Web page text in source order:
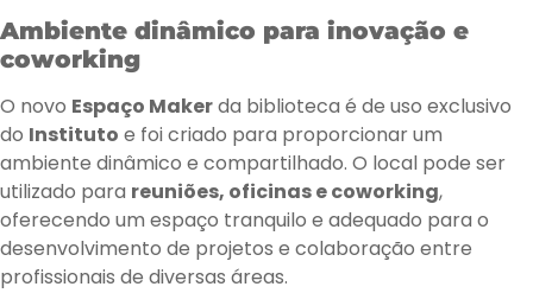
Ambiente dinâmico para inovação e
coworking
O novo Espaço Makerda biblioteca é de uso exclusivo
do Instituto e foi criado para proporcionar um
ambiente dinâmico e compartilhado. O local pode ser
utilizado para reuniões, oficinas e coworking,
oferecendo um espaço tranquilo e adequado para o
desenvolvimento de projetos e colaboração entre
profissionais de diversas áreas.